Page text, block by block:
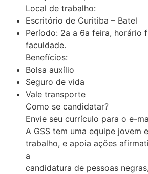
Local de trabalho:
Escritório de Curitiba – Batel
Período: 2a a 6a feira, horário
faculdade.
Benefícios:
Bolsa auxílio
Seguro de vida
Vale transporte
Como se candidatar?
Envie seu currículo para o e-
A GSS tem uma equipe jovem
trabalho, e apoia ações
a
candidatura de pessoas